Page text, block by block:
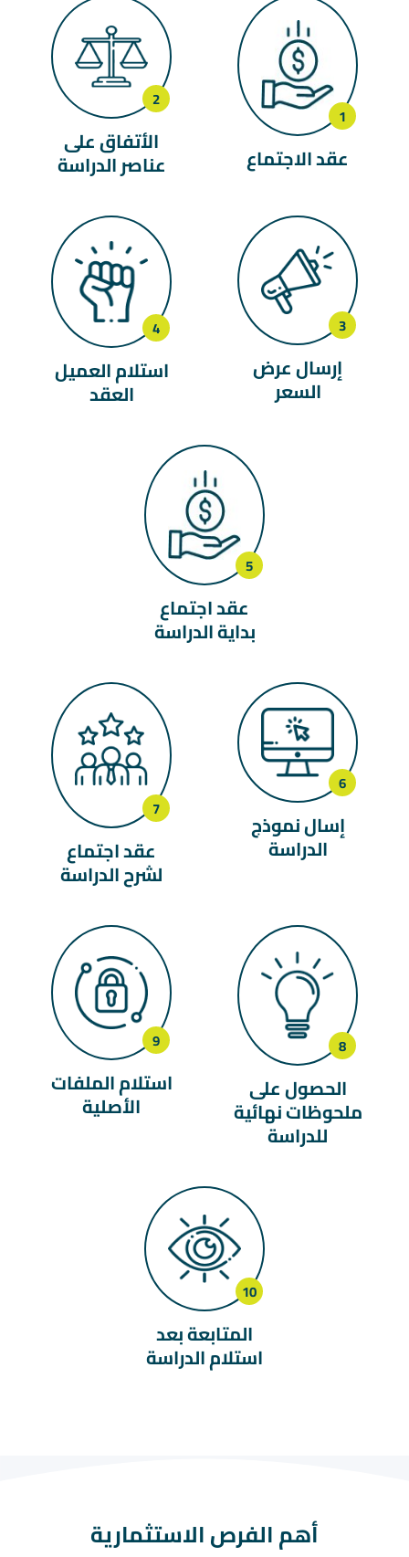
عقد الاجتماع
الأتفاق على
عناصر الدراسة
إرسال عرض
السعر
استلام العميل
العقد
عقد اجتماع
بداية الدراسة
إسال نموذج
الدراسة عقد اجتماع
لشرح الدراسة
الحصول على
ملحوظات نهائية
للدراسة
استلام الملفات
الأصلية
المتابعة بعد
استلام الدراسة
أهم الفرص الاستثمارية